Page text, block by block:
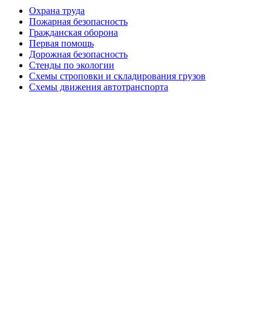
Охрана труда
Пожарная безопасность
Гражданская оборона
Первая помощь
Дорожная безопасность
Стенды по экологии
Схемы строповки и складирования грузов
Схемы движения автотранспорта